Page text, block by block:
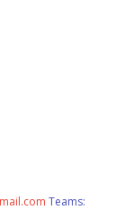
Teams: